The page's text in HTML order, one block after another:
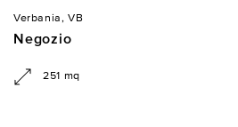
Verbania, VB
Negozio
251 mq